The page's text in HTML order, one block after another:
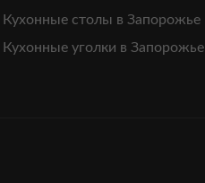
Кухонные столы в Запорожье
Кухонные уголки в Запорожье